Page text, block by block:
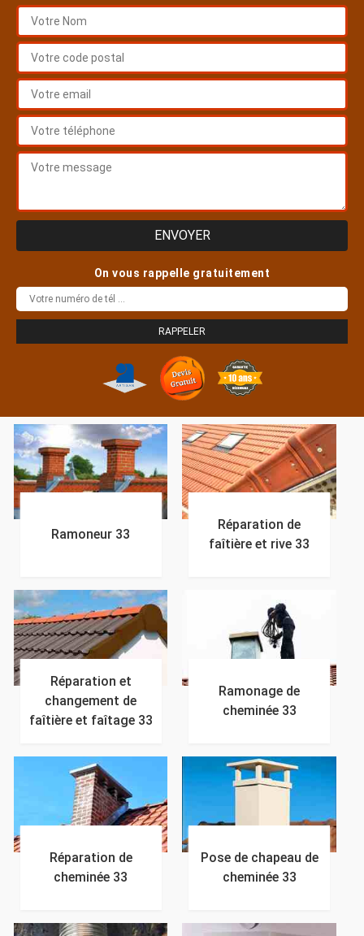
On vous rappelle gratuitement
Ramoneur 33
Réparation de
faîtière et rive 33
Réparation et
changement de
faîtière et faîtage 33
Ramonage de
cheminée 33
Réparation de
cheminée 33
Pose de chapeau de
cheminée 33